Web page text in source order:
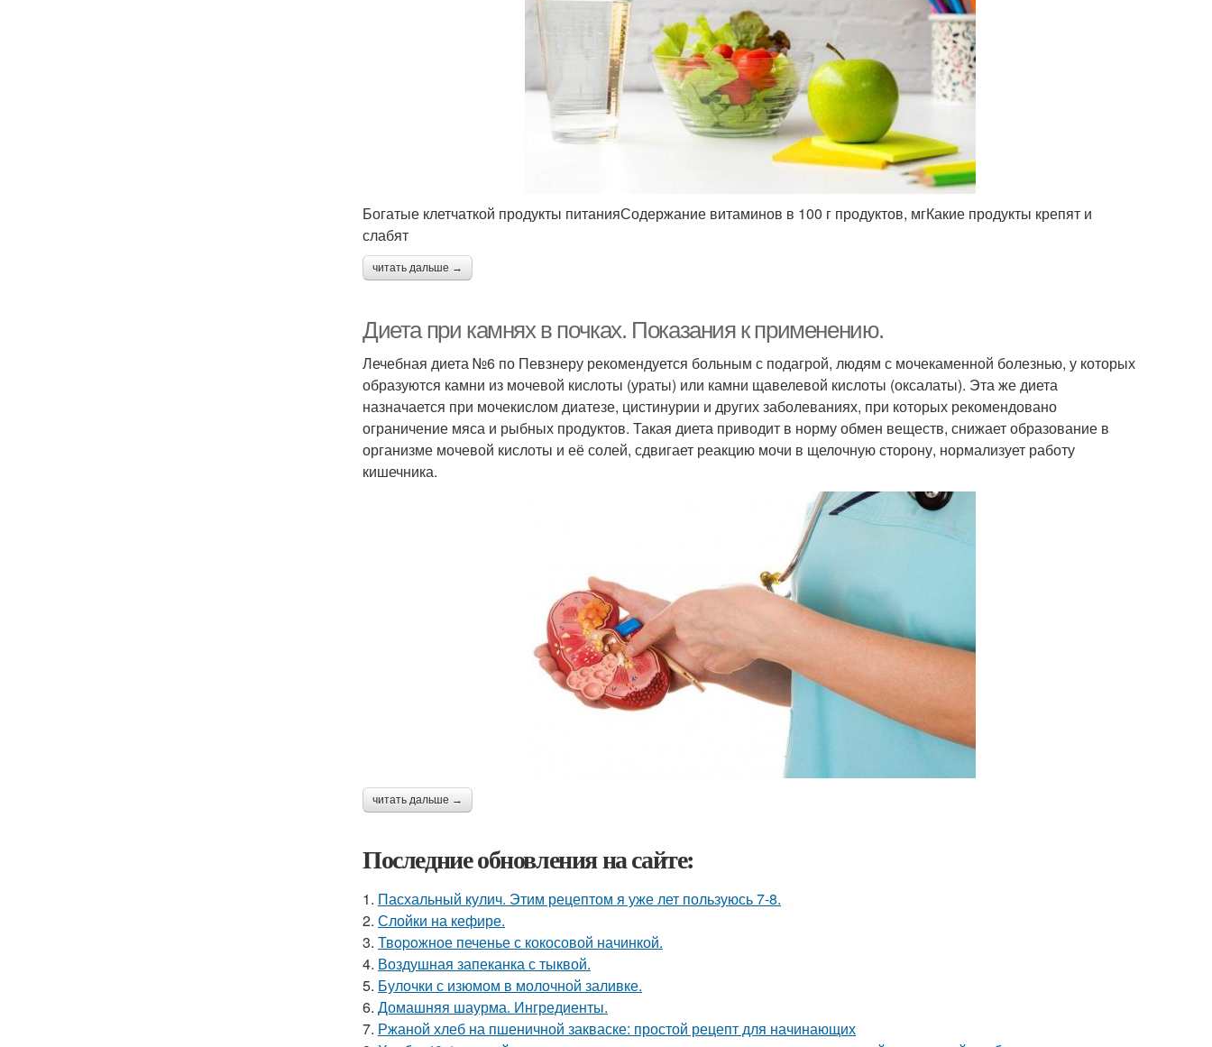
Богатые клетчаткой продукты питанияСодержание витаминов в 100 г продуктов, мгКакие продукты крепят и
слабят
читать дальше →
Диета при камнях в почках. Показания к применению.
Лечебная диета №6 по Певзнеру рекомендуется больным с подагрой, людям с мочекаменной болезнью, у которых
образуются камни из мочевой кислоты (ураты) или камни щавелевой кислоты (оксалаты). Эта же диета
назначается при мочекислом диатезе, цистинурии и других заболеваниях, при которых рекомендовано
ограничение мяса и рыбных продуктов. Такая диета приводит в норму обмен веществ, снижает образование в
организме мочевой кислоты и её солей, сдвигает реакцию мочи в щелочную сторону, нормализует работу
кишечника.
читать дальше →
Последние обновления на сайте:
1. Пасхальный кулич. Этим рецептом я уже лет пользуюсь 7-8.
2. Слойки на кефире.
3. Твopoжное печенье с кокосовой начинкой.
4. Воздушная запеканка с тыквой.
5. Булочки с изюмом в молочной заливке.
6. Домашняя шаурма. Ингредиенты.
7. Ржаной хлеб на пшеничной закваске: простой рецепт для начинающих